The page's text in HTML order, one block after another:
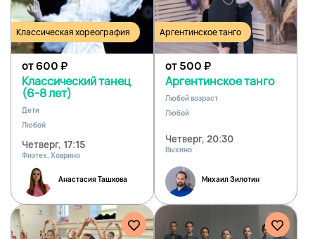
Классическая хореография
от 600₽
Классический танец
(6-8 лет)
Дети
Любой
Четверг, 17:15
Физтех, Ховрино
Анастасия Ташкова
Аргентинское танго
от 500₽
Аргентинское танго
Любой возраст
Любой
Четверг, 20:30
Выхино
Михаил Зилотин